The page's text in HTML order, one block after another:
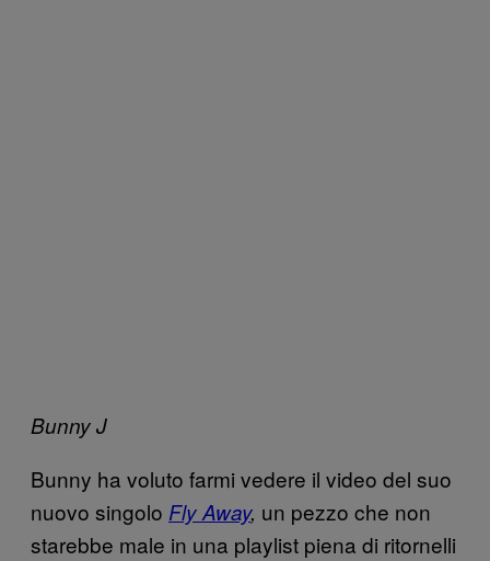
Bunny J
Bunny ha voluto farmi vedere il video del suo
nuovo singolo Fly Away, un pezzo che non
starebbe male in una playlist piena di ritornelli